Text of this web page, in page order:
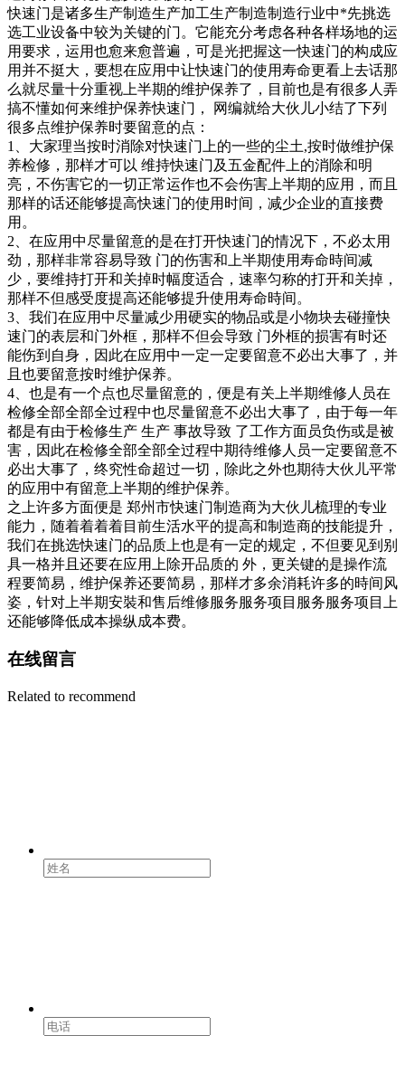
快速门是诸多生产制造生产加工生产制造制造行业中*先挑选
选工业设备中较为关键的门。它能充分考虑各种各样场地的运
用要求，运用也愈来愈普遍，可是光把握这一快速门的构成应
用并不挺大，要想在应用中让快速门的使用寿命更看上去话那
么就尽量十分重视上半期的维护保养了，目前也是有很多人弄
搞不懂如何来维护保养快速门， 网编就给大伙儿小结了下列
很多点维护保养时要留意的点：
1、大家理当按时消除对快速门上的一些的尘土,按时做维护保
养检修，那样才可以 维持快速门及五金配件上的消除和明
亮，不伤害它的一切正常运作也不会伤害上半期的应用，而且
那样的话还能够提高快速门的使用时间，减少企业的直接费
用。
2、在应用中尽量留意的是在打开快速门的情况下，不必太用
劲，那样非常容易导致 门的伤害和上半期使用寿命時间减
少，要维持打开和关掉时幅度适合，速率匀称的打开和关掉，
那样不但感受度提高还能够提升使用寿命時间。
3、我们在应用中尽量减少用硬实的物品或是小物块去碰撞快
速门的表层和门外框，那样不但会导致 门外框的损害有时还
能伤到自身，因此在应用中一定一定要留意不必出大事了，并
且也要留意按时维护保养。
4、也是有一个点也尽量留意的，便是有关上半期维修人员在
检修全部全部全过程中也尽量留意不必出大事了，由于每一年
都是有由于检修生产 生产 事故导致 了工作方面员负伤或是被
害，因此在检修全部全部全过程中期待维修人员一定要留意不
必出大事了，终究性命超过一切，除此之外也期待大伙儿平常
的应用中有留意上半期的维护保养。
之上许多方面便是 郑州市快速门制造商为大伙儿梳理的专业
能力，随着着着着目前生活水平的提高和制造商的技能提升，
我们在挑选快速门的品质上也是有一定的规定，不但要见到别
具一格并且还要在应用上除开品质的 外，更关键的是操作流
程要简易，维护保养还要简易，那样才多余消耗许多的時间风
姿，针对上半期安裝和售后维修服务服务项目服务服务项目上
还能够降低成本操纵成本费。
在线留言
Related to recommend